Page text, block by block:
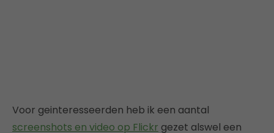
Voor geinteresseerden heb ik een aantal
screenshots en video op Flickr gezet alswel een